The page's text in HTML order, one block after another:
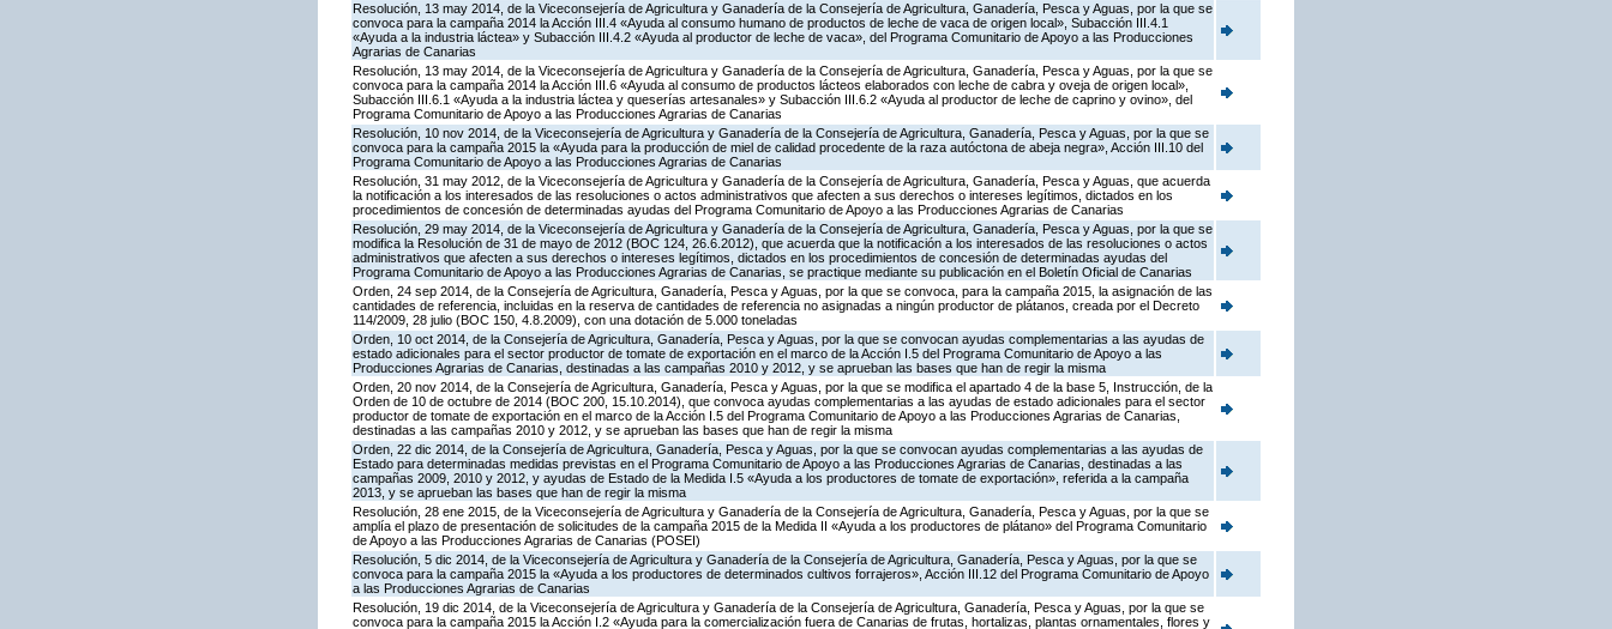
Resolución, 13 may 2014, de la Viceconsejería de Agricultura y Ganadería de la Consejería de Agricultura, Ganadería, Pesca y Aguas, por la que se
convoca para la campaña 2014 la Acción III.4 «Ayuda al consumo humano de productos de leche de vaca de origen local», Subacción III.4.1
«Ayuda a la industria láctea» y Subacción III.4.2 «Ayuda al productor de leche de vaca», del Programa Comunitario de Apoyo a las Producciones
Agrarias de Canarias
Resolución, 13 may 2014, de la Viceconsejería de Agricultura y Ganadería de la Consejería de Agricultura, Ganadería, Pesca y Aguas, por la que se
convoca para la campaña 2014 la Acción III.6 «Ayuda al consumo de productos lácteos elaborados con leche de cabra y oveja de origen local»,
Subacción III.6.1 «Ayuda a la industria láctea y queserías artesanales» y Subacción III.6.2 «Ayuda al productor de leche de caprino y ovino», del
Programa Comunitario de Apoyo a las Producciones Agrarias de Canarias
Resolución, 10 nov 2014, de la Viceconsejería de Agricultura y Ganadería de la Consejería de Agricultura, Ganadería, Pesca y Aguas, por la que se
convoca para la campaña 2015 la «Ayuda para la producción de miel de calidad procedente de la raza autóctona de abeja negra», Acción III.10 del
Programa Comunitario de Apoyo a las Producciones Agrarias de Canarias
Resolución, 31 may 2012, de la Viceconsejería de Agricultura y Ganadería de la Consejería de Agricultura, Ganadería, Pesca y Aguas, que acuerda
la notificación a los interesados de las resoluciones o actos administrativos que afecten a sus derechos o intereses legítimos, dictados en los
procedimientos de concesión de determinadas ayudas del Programa Comunitario de Apoyo a las Producciones Agrarias de Canarias
Resolución, 29 may 2014, de la Viceconsejería de Agricultura y Ganadería de la Consejería de Agricultura, Ganadería, Pesca y Aguas, por la que se
modifica la Resolución de 31 de mayo de 2012 (BOC 124, 26.6.2012), que acuerda que la notificación a los interesados de las resoluciones o actos
administrativos que afecten a sus derechos o intereses legítimos, dictados en los procedimientos de concesión de determinadas ayudas del
Programa Comunitario de Apoyo a las Producciones Agrarias de Canarias, se practique mediante su publicación en el Boletín Oficial de Canarias
Orden, 24 sep 2014, de la Consejería de Agricultura, Ganadería, Pesca y Aguas, por la que se convoca, para la campaña 2015, la asignación de las
cantidades de referencia, incluidas en la reserva de cantidades de referencia no asignadas a ningún productor de plátanos, creada por el Decreto
114/2009, 28 julio (BOC 150, 4.8.2009), con una dotación de 5.000 toneladas
Orden, 10 oct 2014, de la Consejería de Agricultura, Ganadería, Pesca y Aguas, por la que se convocan ayudas complementarias a las ayudas de
estado adicionales para el sector productor de tomate de exportación en el marco de la Acción I.5 del Programa Comunitario de Apoyo a las
Producciones Agrarias de Canarias, destinadas a las campañas 2010 y 2012, y se aprueban las bases que han de regir la misma
Orden, 20 nov 2014, de la Consejería de Agricultura, Ganadería, Pesca y Aguas, por la que se modifica el apartado 4 de la base 5, Instrucción, de la
Orden de 10 de octubre de 2014 (BOC 200, 15.10.2014), que convoca ayudas complementarias a las ayudas de estado adicionales para el sector
productor de tomate de exportación en el marco de la Acción I.5 del Programa Comunitario de Apoyo a las Producciones Agrarias de Canarias,
destinadas a las campañas 2010 y 2012, y se aprueban las bases que han de regir la misma
Orden, 22 dic 2014, de la Consejería de Agricultura, Ganadería, Pesca y Aguas, por la que se convocan ayudas complementarias a las ayudas de
Estado para determinadas medidas previstas en el Programa Comunitario de Apoyo a las Producciones Agrarias de Canarias, destinadas a las
campañas 2009, 2010 y 2012, y ayudas de Estado de la Medida I.5 «Ayuda a los productores de tomate de exportación», referida a la campaña
2013, y se aprueban las bases que han de regir la misma
Resolución, 28 ene 2015, de la Viceconsejería de Agricultura y Ganadería de la Consejería de Agricultura, Ganadería, Pesca y Aguas, por la que se
amplía el plazo de presentación de solicitudes de la campaña 2015 de la Medida II «Ayuda a los productores de plátano» del Programa Comunitario
de Apoyo a las Producciones Agrarias de Canarias (POSEI)
Resolución, 5 dic 2014, de la Viceconsejería de Agricultura y Ganadería de la Consejería de Agricultura, Ganadería, Pesca y Aguas, por la que se
convoca para la campaña 2015 la «Ayuda a los productores de determinados cultivos forrajeros», Acción III.12 del Programa Comunitario de Apoyo
a las Producciones Agrarias de Canarias
Resolución, 19 dic 2014, de la Viceconsejería de Agricultura y Ganadería de la Consejería de Agricultura, Ganadería, Pesca y Aguas, por la que se
convoca para la campaña 2015 la Acción I.2 «Ayuda para la comercialización fuera de Canarias de frutas, hortalizas, plantas ornamentales, flores y